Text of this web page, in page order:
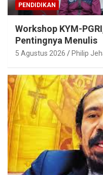
PENDIDIKAN
Workshop KYM-
Pentingnya Menulis
5 Agustus 2026 Philip